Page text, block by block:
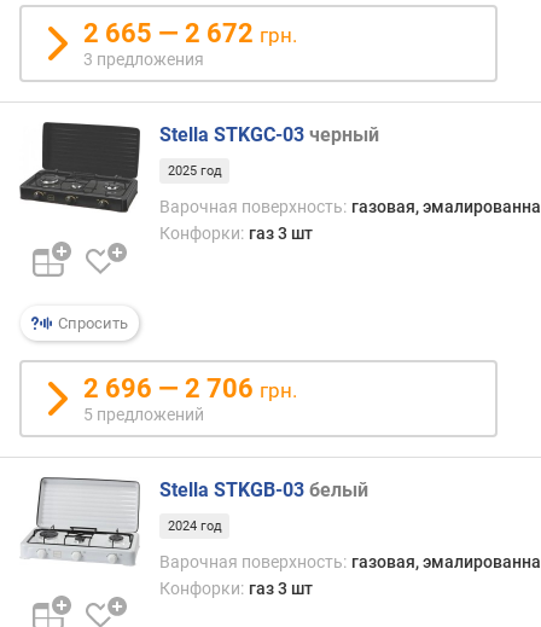
л
е
н
ь
й
к
н
ф
р
к
и
(
к
В
м
щ
н
2 665 — 2 672 грн.
3 предложения
Спросить
Stella STKGC-03 черный
2025 год
Варочная поверхность: газовая,
Конфорки: газ 3 шт
2 696 — 2 706 грн.
5 предложений
Stella STKGB-03 белый
2024 год
Варочная поверхность: газовая,
Конфорки: газ 3 шт